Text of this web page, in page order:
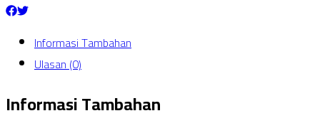
Informasi Tambahan
Ulasan (0)
Informasi Tambahan